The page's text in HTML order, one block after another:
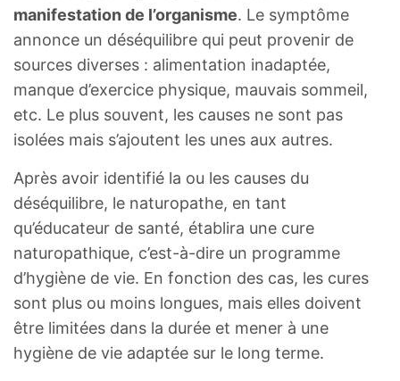
manifestation de l’organisme. Le symptôme
annonce un déséquilibre qui peut provenir de
sources diverses : alimentation inadaptée,
manque d’exercice physique, mauvais sommeil,
etc. Le plus souvent, les causes ne sont pas
isolées mais s’ajoutent les unes aux autres.
Après avoir identifié la ou les causes du
déséquilibre, le naturopathe, en tant
qu’éducateur de santé, établira une cure
naturopathique, c’est-à-dire un programme
d’hygiène de vie. En fonction des cas, les cures
sont plus ou moins longues, mais elles doivent
être limitées dans la durée et mener à une
hygiène de vie adaptée sur le long terme.